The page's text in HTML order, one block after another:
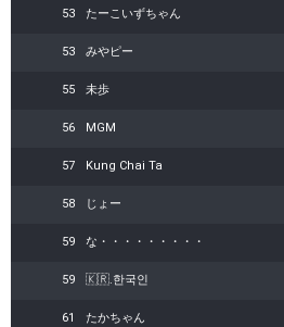
53 たーこいずちゃん
53 みやピー
55 未歩
56 MGM
57 Kung Chai Ta
58 じょー
59 な・・・・・・・・・
59 🇰🇷.한국인
61 たかちゃん